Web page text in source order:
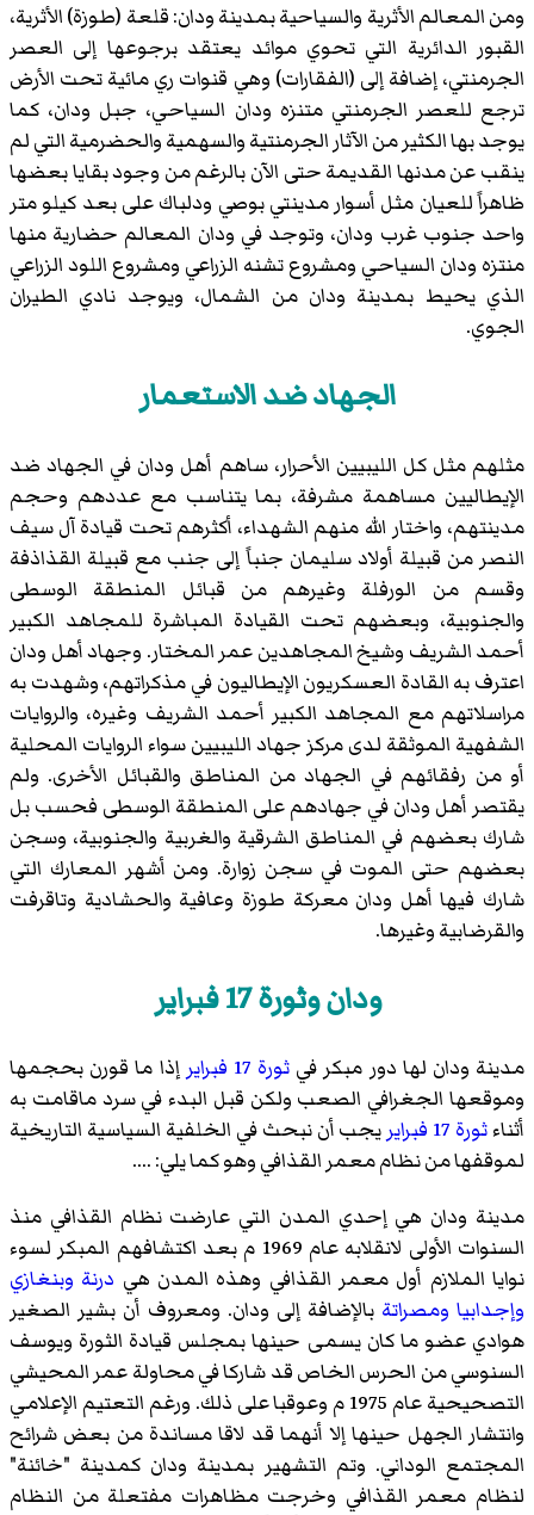
ومن المعالم الأثرية والسياحية بمدينة ودان: قلعة (طوزة) الأثرية،
القبور الدائرية التي تحوي موائد يعتقد برجوعها إلى العصر
الجرمنتي، إضافة إلى (الفقارات) وهي قنوات ري مائية تحت الأرض
ترجع للعصر الجرمنتي متنزه ودان السياحي، جبل ودان، كما
يوجد بها الكثير من الآثار الجرمنتية والسهمية والحضرمية التي لم
ينقب عن مدنها القديمة حتى الآن بالرغم من وجود بقايا بعضها
ظاهراً للعيان مثل أسوار مدينتي بوصي ودلباك على بعد كيلو متر
واحد جنوب غرب ودان، وتوجد في ودان المعالم حضارية منها
منتزه ودان السياحي ومشروع تشنه الزراعي ومشروع اللود الزراعي
الذي يحيط بمدينة ودان من الشمال، ويوجد نادي الطيران
الجوي.
الجهاد ضد الاستعمار
مثلهم مثل كل الليبيين الأحرار، ساهم أهل ودان في الجهاد ضد
الإيطاليين مساهمة مشرفة، بما يتناسب مع عددهم وحجم
مدينتهم، واختار الله منهم الشهداء، أكثرهم تحت قيادة آل سيف
النصر من قبيلة أولاد سليمان جنباً إلى جنب مع قبيلة القذاذفة
وقسم من الورفلة وغيرهم من قبائل المنطقة الوسطى
والجنوبية، وبعضهم تحت القيادة المباشرة للمجاهد الكبير
أحمد الشريف وشيخ المجاهدين عمر المختار. وجهاد أهل ودان
اعترف به القادة العسكريون الإيطاليون في مذكراتهم، وشهدت به
مراسلاتهم مع المجاهد الكبير أحمد الشريف وغيره، والروايات
الشفهية الموثقة لدى مركز جهاد الليبيين سواء الروايات المحلية
أو من رفقائهم في الجهاد من المناطق والقبائل الأخرى. ولم
يقتصر أهل ودان في جهادهم على المنطقة الوسطى فحسب بل
شارك بعضهم في المناطق الشرقية والغربية والجنوبية، وسجن
بعضهم حتى الموت في سجن زوارة. ومن أشهر المعارك التي
شارك فيها أهل ودان معركة طوزة وعافية والحشادية وتاقرفت
والقرضابية وغيرها.
ودان وثورة 17 فبراير
مدينة ودان لها دور مبكر في ثورة 17 فبراير
إذا ما قورن بحجمها
وموقعها الجغرافي الصعب ولكن قبل البدء في سرد ماقامت به
أثناءثورة 17 فبراير
يجب أن نبحث في الخلفية السياسية التاريخية
لموقفها من نظام معمر القذافي وهو كما يلي: ....
مدينة ودان هي إحدي المدن التي عارضت نظام القذافي منذ
السنوات الأولى لانقلابه عام 1969 م بعد اكتشافهم المبكر لسوء
نوايا الملازم أول معمر القذافي وهذه المدن هي درنة وبنغازي
وإجدابيا ومصراتة بالإضافة إلى ودان. ومعروف أن بشير الصغير
هوادي عضو ما كان يسمى حينها بمجلس قيادة الثورة ويوسف
السنوسي من الحرس الخاص قد شاركا في محاولة عمر المحيشي
التصحيحية عام 1975 م وعوقبا على ذلك. ورغم التعتيم الإعلامي
وانتشار الجهل حينها إلا أنهما قد لاقا مساندة من بعض شرائح
المجتمع الوداني. وتم التشهير بمدينة ودان كمدينة "خائنة"
لنظام معمر القذافي وخرجت مظاهرات مفتعلة من النظام